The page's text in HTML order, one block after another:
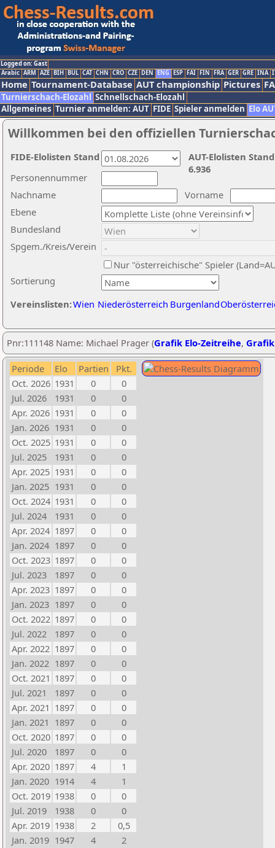
Logged on: Gast
Arabic ARM AZE BIH BUL CAT CHN CRO CZE DEN ENG ESP FAI FIN FRA GER GRE INA
Home Tournament-Database AUT championship Pictures
Turnierschach-Elozahl Schnellschach-Elozahl
Allgemeines Turnier anmelden: AUT FIDE Spieler anmelden Elo
Willkommen bei den offiziellen
Nachname
Vorname
Ebene
Sortierung
Personennummer
Bundesland
Spgem./Kreis/Verein
Nur "österreichische" Spieler
Vereinslisten:Wien Niederösterreich Burgenland
AUT-Elolisten
6.936
FIDE-Elolisten Stand
Pnr:111148 Name: Michael Prager (Grafik Elo-Zeitreihe,
Periode Elo Partien
Pkt.
Oct. 2026 1931 0
0
Jul. 2026
1931 0
0
Apr. 2026 1931 0
0
Jan. 2026 1931 0
0
Oct. 2025 1931 0
0
Jul. 2025
1931 0
0
Apr. 2025 1931 0
0
Jan. 2025 1931 0
0
Oct. 2024 1931 0
0
Jul. 2024
1931 0
0
Apr. 2024 1897 0
0
Jan. 2024 1897 0
0
Oct. 2023 1897 0
0
Jul. 2023
1897 0
0
Apr. 2023 1897 0
0
Jan. 2023 1897 0
0
Oct. 2022 1897 0
0
Jul. 2022
1897 0
0
Apr. 2022 1897 0
0
Jan. 2022 1897 0
0
Oct. 2021 1897 0
0
Jul. 2021
1897 0
0
Apr. 2021 1897 0
0
Jan. 2021 1897 0
0
Oct. 2020 1897 0
0
Jul. 2020
1897 0
0
Apr. 2020 1897 4
1
Jan. 2020 1914 4
1
Oct. 2019 1938 0
0
Jul. 2019
1938 0
0
Apr. 2019 1938 2
0,5
Jan. 2019 1947 4
2